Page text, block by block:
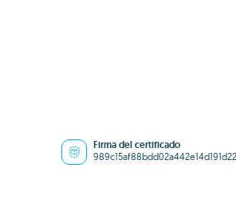
Firma del certificado